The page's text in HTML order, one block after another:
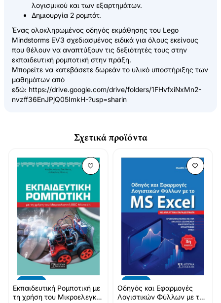
λογισμικού και των εξαρτημάτων.
Δημιουργία 2 ρομπότ.
Ένας ολοκληρωμένος οδηγός εκμάθησης του Lego
Mindstorms EV3 σχεδιασμένος ειδικά για όλους εκείνους
που θέλουν να αναπτύξουν τις δεξιότητές τους στην
εκπαιδευτική ρομποτική στην πράξη.
Μπορείτε να κατεβάσετε δωρεάν το υλικό υποστήριξης των
μαθημάτων από
εδώ: https://drive.google.com/drive/folders/1FHvfxiNxMn2-
nvzff36EnJPjQ05ImkH-?usp=sharin
Σχετικά προϊόντα
-10%
Εκπαιδευτική Ρομποτική με
τη χρήση του Μικροελεγκτή
-10%
Οδηγός και Εφαρμογές
Λογιστικών Φύλλων με το